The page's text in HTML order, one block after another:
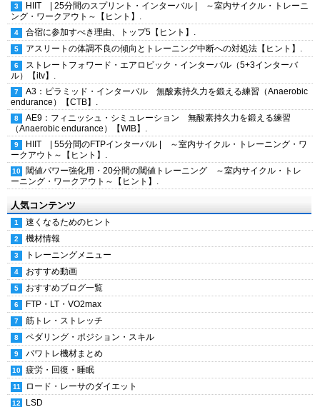
HIIT | 25分間のスプリント・インターバル | ～室内サイクル・トレーニ
ング・ワークアウト～【ヒント】.
合宿に参加すべき理由、トップ5【ヒント】.
アスリートの体調不良の傾向とトレーニング中断への対処法【ヒント】.
ストレートフォワード・エアロビック・インターバル（5+3インターバ
ル）【itv】.
A3：ピラミッド・インターバル 無酸素持久力を鍛える練習（Anaerobic
endurance）【CTB】.
AE9：フィニッシュ・シミュレーション 無酸素持久力を鍛える練習
（Anaerobic endurance）【WIB】.
HIIT | 55分間のFTPインターバル | ～室内サイクル・トレーニング・ワ
ークアウト～【ヒント】.
閾値パワー強化用・20分間の閾値トレーニング ～室内サイクル・トレ
ーニング・ワークアウト～【ヒント】.
人気コンテンツ
速くなるためのヒント
機材情報
トレーニングメニュー
おすすめ動画
おすすめブログ一覧
FTP・LT・VO2max
筋トレ・ストレッチ
ペダリング・ポジション・スキル
パワトレ機材まとめ
疲労・回復・睡眠
ロード・レーサのダイエット
LSD